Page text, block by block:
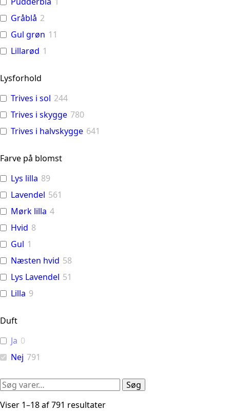
Gråblå 2
Gul grøn 11
Lillarød 1
Lysforhold
Trives i sol 244
Trives i skygge 780
Trives i halvskygge 641
Farve på blomst
Lys lilla 89
Lavendel 561
Mørk lilla 4
Hvid 8
Gul 1
Næsten hvid 58
Lys Lavendel 51
Lilla 9
Duft
Ja 0
Nej 791
Søg
Søg
Viser 1–18 af 791 resultater